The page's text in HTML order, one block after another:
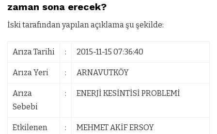
zaman sona erecek?
İski tarafından yapılan açıklama şu şekilde:
Arıza Tarihi : 2015-11-15 07:36:40
Arıza Yeri : ARNAVUTKÖY
Arıza
Sebebi
: ENERJİ KESİNTİSİ PROBLEMİ
Etkilenen
:
MEHMET AKİF ERSOY